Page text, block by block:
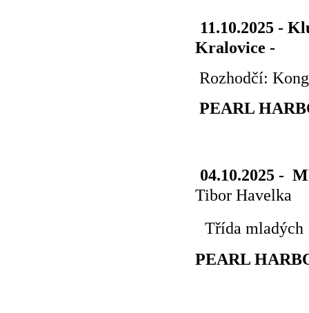
11.10.2025 -
Kralovice -
Rozhodčí:
PEARL
04.10.2025 -
Tibor Havelka
Třída
PEARL